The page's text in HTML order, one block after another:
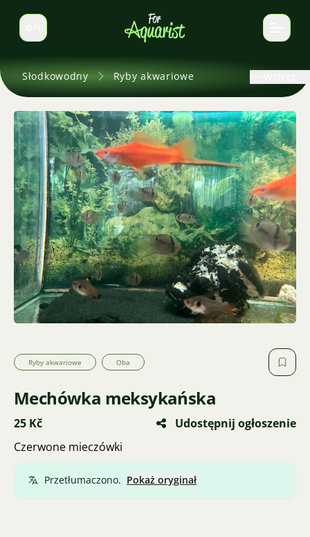
Zmień język
Słodkowodny Ryby akwariowe
Ryby akwariowe Oba
Mechówka meksykańska
25 Kč
Udostępnij ogłoszenie
Czerwone mieczówki
Przetłumaczono. Pokaż oryginał